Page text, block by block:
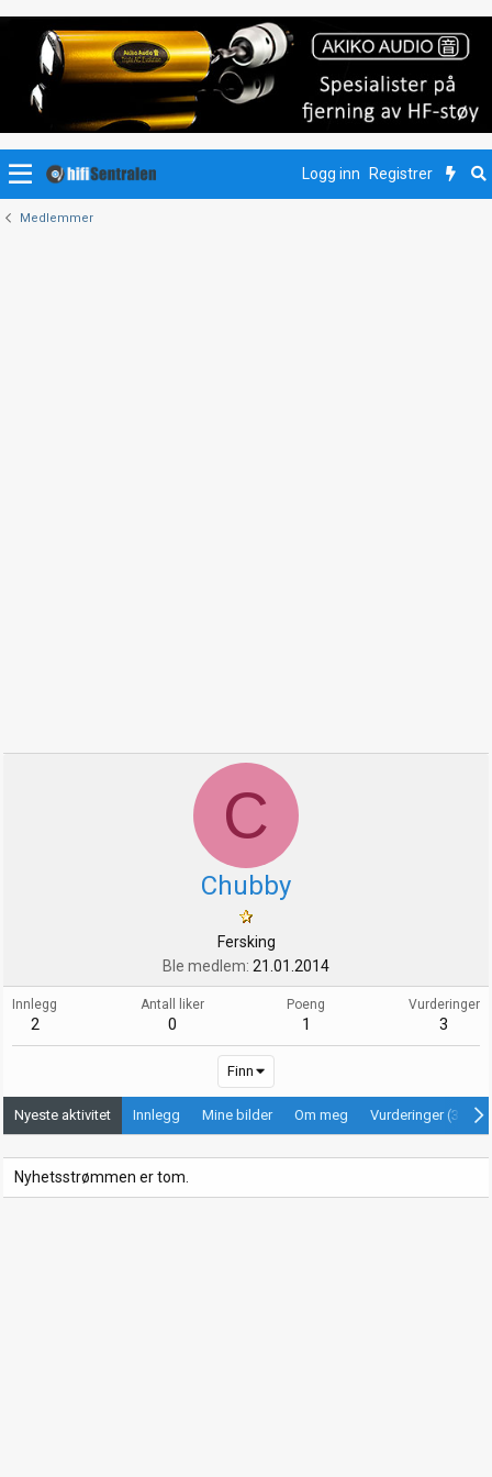
Logg inn Registrer
Medlemmer
C
Chubby
Fersking
Ble medlem 21.01.2014
Innlegg
2
Antall liker
0
Poeng
1
Vurderinger
3
Finn
Nyeste aktivitet Innlegg Mine bilder Om meg Vurderinger (3)
Nyhetsstrømmen er tom.